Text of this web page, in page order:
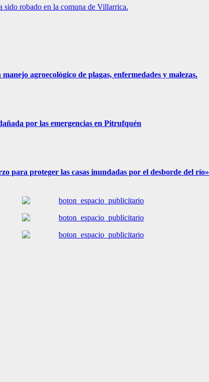
sido robado en la comuna de Villarrica.
agroecológico de plagas, enfermedades y malezas.
por las emergencias en Pitrufquén
para proteger las casas inundadas por el desborde del río»